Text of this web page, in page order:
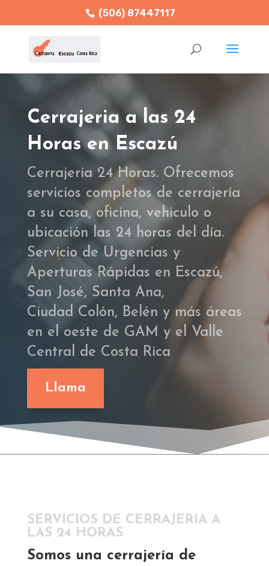
(506) 87447117
Cerrajeria a las 24
Horas en Escazú
Cerrajeria 24 Horas. Ofrecemos
servicios completos de cerrajería
a su casa, oficina, vehiculo o
ubicación las 24 horas del día.
Servicio de Urgencias y
Aperturas Rápidas en Escazú,
San José, Santa Ana,
Ciudad Colón, Belén y más áreas
en el oeste de GAM y el Valle
Central de Costa Rica
Llama
SERVICIOS DE CERRAJERIA A
LAS 24 HORAS
Somos una cerrajería de